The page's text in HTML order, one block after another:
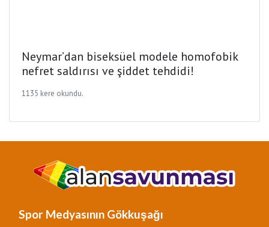
Neymar’dan biseksüel modele homofobik
nefret saldırısı ve şiddet tehdidi!
1135 kere okundu.
Spor Medyasının Gökkuşağı